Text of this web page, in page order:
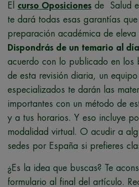
El curso Oposiciones de Salud
te dará todas esas garantías
preparación académica de eleva
Dispondrás de un temario al
acuerdo con lo publicado en los
de esta revisión diaria, un
especializados te darán las
importantes con un método de
y a tus horarios. Y eso incluye
modalidad virtual. O acudir a
sedes por España si prefieres
¿Es la idea que buscas? Te
formulario al final del artículo.